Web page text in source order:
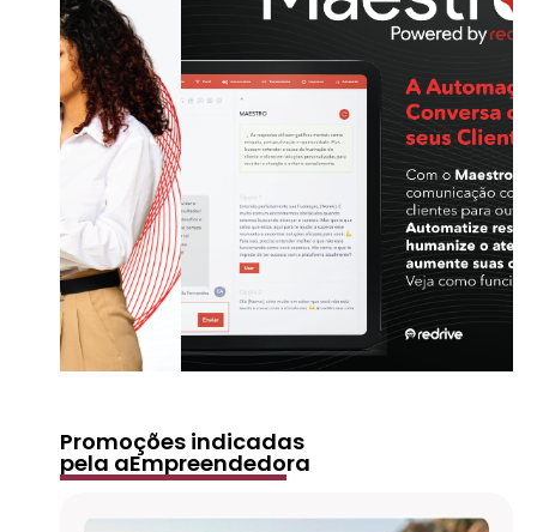
Promoções indicadas
pela aEmpreendedora